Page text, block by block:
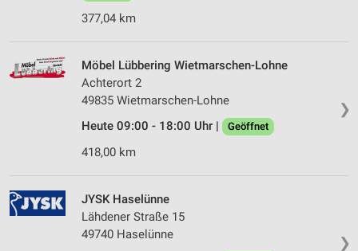
377,04 km
❯
Möbel Lübbering Wietmarschen-Lohne
Achterort 2
49835 Wietmarschen-Lohne
Heute 09:00 - 18:00 Uhr |
Geöffnet
418,00 km
❯
JYSK Haselünne
Lähdener Straße 15
49740 Haselünne